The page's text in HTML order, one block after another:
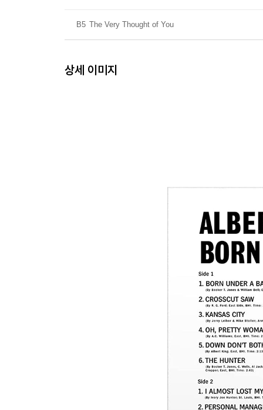
B5 The Very Thought of You
상세 이미지